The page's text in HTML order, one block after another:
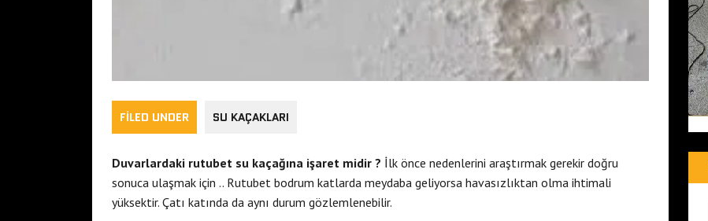
FILED UNDER SU KAÇAKLARI
Duvarlardaki rutubet su kaçağına işaret midir ? İlk önce nedenlerini araştırmak gerekir doğru
sonuca ulaşmak için .. Rutubet bodrum katlarda meydaba geliyorsa havasızlıktan olma ihtimali
yüksektir. Çatı katında da aynı durum gözlemlenebilir.